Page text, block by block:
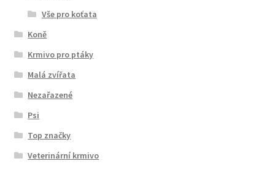
Vše pro koťata
Koně
Krmivo pro ptáky
Malá zvířata
Nezařazené
Psi
Top značky
Veterinární krmivo